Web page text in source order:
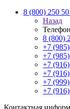
8 (800) 250
Назад
8 (800)
+7
+7
+7
+7
+7
+7
Контактная